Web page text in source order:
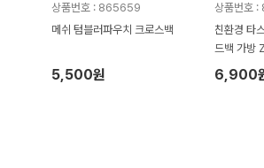
상품번호 : 865659
메쉬 텀블러파우치 크로스백
5,500원
상품번호
친환경 타
드백 가방
6,900